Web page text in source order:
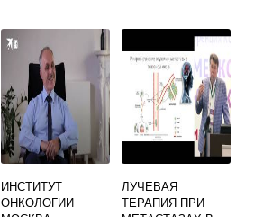
ИНСТИТУТ
ОНКОЛОГИИ
ЛУЧЕВАЯ
ТЕРАПИЯ ПРИ